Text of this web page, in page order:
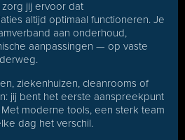
zorg jij ervoor dat
altijd optimaal functioneren. Je
aan onderhoud,
aanpassingen — op vaste
ziekenhuizen, cleanrooms of
jij bent het eerste aanspreekpunt
moderne tools, een sterk team
dag het verschil.